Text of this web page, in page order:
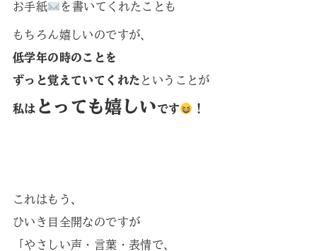
お手紙 を書いてくれたことも
もちろん嬉しいのですが、
低学年の時のことを
ずっと覚えていてくれた ということが
私は とっても嬉しいです ！
これはもう、
ひいき目全開なのですが
「やさしい声・言葉・表情で、